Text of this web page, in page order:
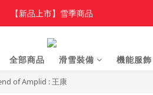
會員 領$100 購物金，首單享免運🚛
【新品上市】雪季商品
會員 領$100 購物金，首單享免運🚛
全部商品 滑雪裝備 機能服飾
of Amplid : 王康